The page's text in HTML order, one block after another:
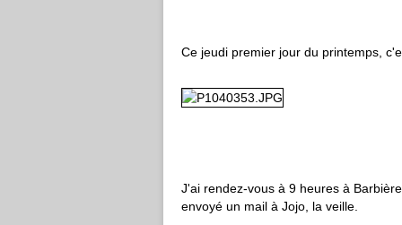
Ce jeudi premier jour du printemps,
J'ai rendez-vous à 9 heures à
envoyé un mail à Jojo, la veille.